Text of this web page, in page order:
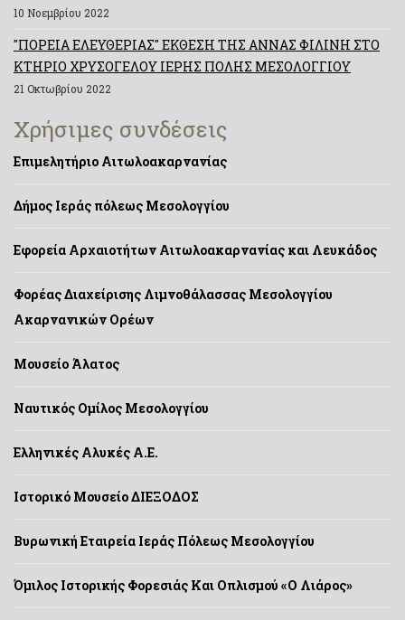
10 Νοεμβρίου 2022
"ΠΟΡΕΙΑ ΕΛΕΥΘΕΡΙΑΣ" ΕΚΘΕΣΗ ΤΗΣ ΑΝΝΑΣ ΦΙΛΙΝΗ ΣΤΟ
ΚΤΗΡΙΟ ΧΡΥΣΟΓΕΛΟΥ ΙΕΡΗΣ ΠΟΛΗΣ ΜΕΣΟΛΟΓΓΙΟΥ
21 Οκτωβρίου 2022
Χρήσιμες συνδέσεις
Επιμελητήριο Αιτωλοακαρνανίας
Δήμος Ιεράς πόλεως Μεσολογγίου
Εφορεία Αρχαιοτήτων Αιτωλοακαρνανίας και Λευκάδος
Φορέας Διαχείρισης Λιμνοθάλασσας Μεσολογγίου
Ακαρνανικών Ορέων
Μουσείο Άλατος
Ναυτικός Ομίλος Μεσολογγίου
Ελληνικές Αλυκές Α.Ε.
Ιστορικό Μουσείο ΔΙΕΞΟΔΟΣ
Βυρωνική Εταιρεία Ιεράς Πόλεως Μεσολογγίου
Όμιλος Ιστορικής Φορεσιάς Και Οπλισμού «Ο Λιάρος»